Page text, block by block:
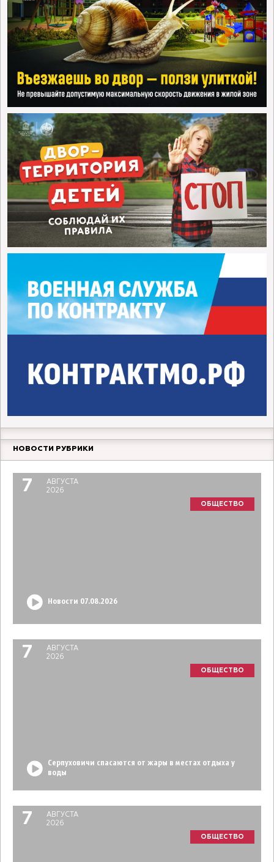
НОВОСТИ РУБРИКИ
7
АВГУСТА
2026
ОБЩЕСТВО
Новости 07.08.2026
7
АВГУСТА
2026
ОБЩЕСТВО
Серпуховичи спасаются от жары в местах отдыха у
воды
7
АВГУСТА
2026
ОБЩЕСТВО